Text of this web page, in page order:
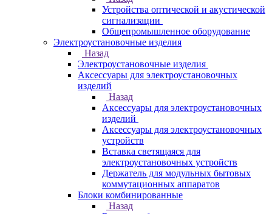
Устройства оптической и акустической
сигнализации
Общепромышленное оборудование
Электроустановочные изделия
Назад
Электроустановочные изделия
Аксессуары для электроустановочных
изделий
Назад
Аксессуары для электроустановочных
изделий
Аксессуары для электроустановочных
устройств
Вставка светящаяся для
электроустановочных устройств
Держатель для модульных бытовых
коммутационных аппаратов
Блоки комбинированные
Назад